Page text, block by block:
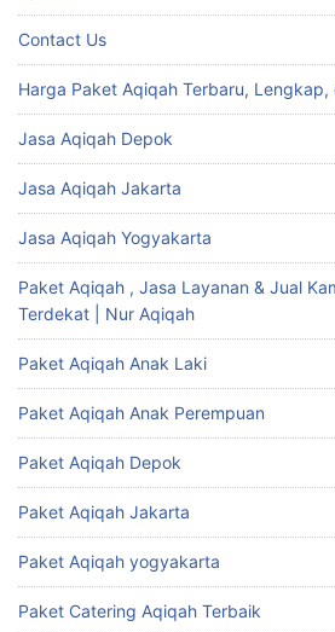
Contact Us
Harga Paket Aqiqah Terbaru, Lengkap,
Jasa Aqiqah Depok
Jasa Aqiqah Jakarta
Jasa Aqiqah Yogyakarta
Paket Aqiqah , Jasa Layanan & Jual
Terdekat | Nur Aqiqah
Paket Aqiqah Anak Laki
Paket Aqiqah Anak Perempuan
Paket Aqiqah Depok
Paket Aqiqah Jakarta
Paket Aqiqah yogyakarta
Paket Catering Aqiqah Terbaik